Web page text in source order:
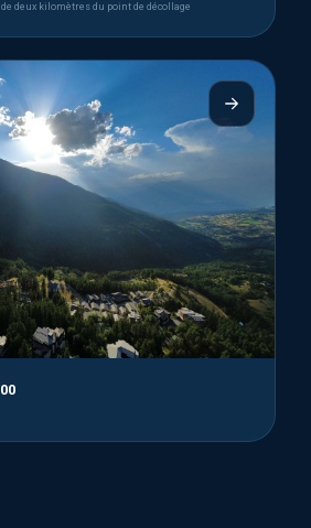
deux kilomètres du point de décollage